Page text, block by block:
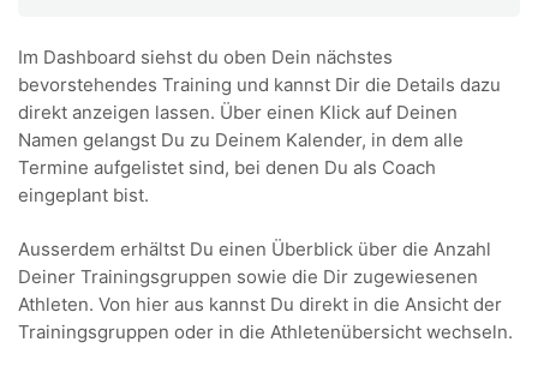
Im Dashboard siehst du oben Dein nächstes
bevorstehendes Training und kannst Dir die Details dazu
direkt anzeigen lassen. Über einen Klick auf Deinen
Namen gelangst Du zu Deinem Kalender, in dem alle
Termine aufgelistet sind, bei denen Du als Coach
eingeplant bist.
Ausserdem erhältst Du einen Überblick über die Anzahl
Deiner Trainingsgruppen sowie die Dir zugewiesenen
Athleten. Von hier aus kannst Du direkt in die Ansicht der
Trainingsgruppen oder in die Athletenübersicht wechseln.